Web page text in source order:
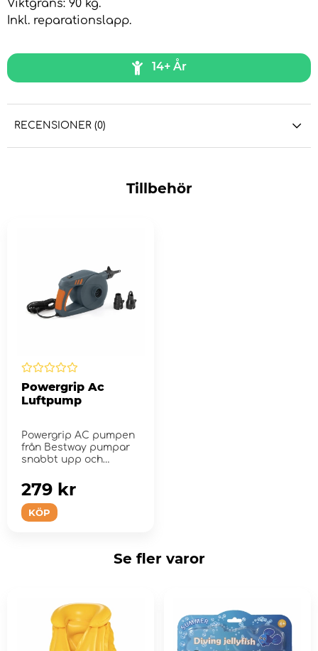
Viktgräns: 90 kg.
Inkl. reparationslapp.
14+ År
RECENSIONER (0)
Tillbehör
Powergrip Ac
Luftpump
Powergrip AC pumpen
från Bestway pumpar
snabbt upp och
KÖP
279 kr
Se fler varor